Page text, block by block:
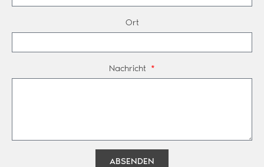
Ort
Nachricht
ABSENDEN